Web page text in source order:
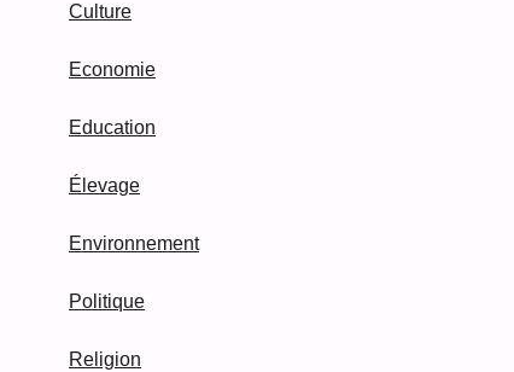
Culture
Economie
Education
Élevage
Environnement
Politique
Religion